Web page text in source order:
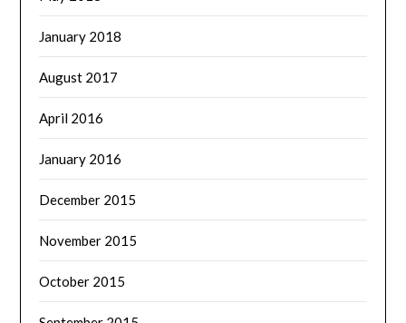
January 2018
August 2017
April 2016
January 2016
December 2015
November 2015
October 2015